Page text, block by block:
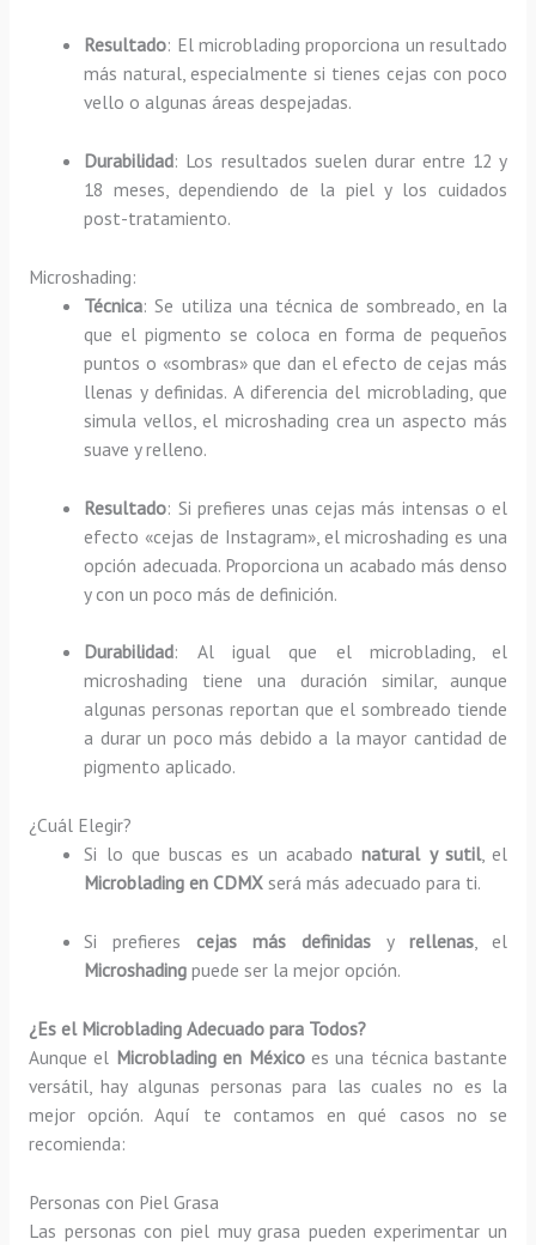
Resultado: El microblading proporciona un resultado
más natural, especialmente si tienes cejas con poco
vello o algunas áreas despejadas.
Durabilidad: Los resultados suelen durar entre 12 y
18 meses, dependiendo de la piel y los cuidados
post-tratamiento.
Microshading:
Técnica: Se utiliza una técnica de sombreado, en la
que el pigmento se coloca en forma de pequeños
puntos o «sombras» que dan el efecto de cejas más
llenas y definidas. A diferencia del microblading, que
simula vellos, el microshading crea un aspecto más
suave y relleno.
Resultado: Si prefieres unas cejas más intensas o el
efecto «cejas de Instagram», el microshading es una
opción adecuada. Proporciona un acabado más denso
y con un poco más de definición.
Durabilidad: Al igual que el microblading, el
microshading tiene una duración similar, aunque
algunas personas reportan que el sombreado tiende
a durar un poco más debido a la mayor cantidad de
pigmento aplicado.
¿Cuál Elegir?
Si lo que buscas es un acabadonatural y sutil, el
Microblading en CDMX será más adecuado para ti.
Si prefierescejas más definidas yrellenas, el
Microshading puede ser la mejor opción.
¿Es el Microblading Adecuado para Todos?
Aunque el Microblading en Méxicoes una técnica bastante
versátil, hay algunas personas para las cuales no es la
mejor opción. Aquí te contamos en qué casos no se
recomienda:
Personas con Piel Grasa
Las personas con piel muy grasa pueden experimentar un